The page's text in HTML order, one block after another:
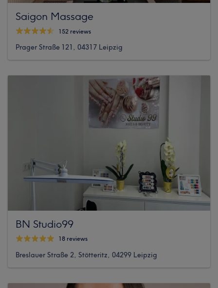
Saigon Massage
152 reviews
Prager Straße 121, 04317 Leipzig
BN Studio99
18 reviews
Breslauer Straße 2, Stötteritz, 04299 Leipzig